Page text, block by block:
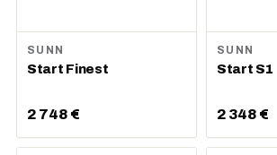
SUNN
Start Finest
2 748 €
SUNN
Start S1
2 348 €